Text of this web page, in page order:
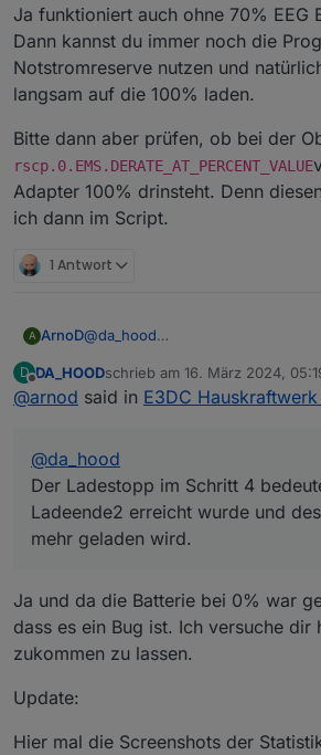
Ja funktioniert auch ohne 70% EEG
Dann kannst du immer noch die
Notstromreserve nutzen und
langsam auf die 100% laden.
Bitte dann aber prüfen, ob bei der
rscp.0.EMS.DERATE_AT_PERCENT_VALUE
Adapter 100% drinsteht. Denn
ich dann im Script.
1 Antwort
A ArnoD@da_hood
Es wäre gut, wenn du mal ein
Einstellungen und
Leistung sieht, wenn es mal
hilfreich und zu guter Letzt ist es
DebugAusgabe
setzen und das LOG File zu
Wenn ich mir das LOG File weiter
bedeutet, dass der SOC
deswegen nicht mehr geladen
Du musst immer daran denken,
direkt davor sitzt, alle diese
Probleme, aber ausschließen will
D
Offline
DA_HOODschrieb am 16. März 2024,
zuletzt editiert von DA_HOOD
@arnod said in E3DC
@da_hood
Der Ladestopp im Schritt 4
Ladeende2 erreicht wurde und
mehr geladen wird.
Ja und da die Batterie bei 0% war
dass es ein Bug ist. Ich versuche dir
zukommen zu lassen.
Update:
Hier mal die Screenshots der